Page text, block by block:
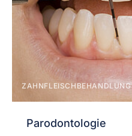
ZAHNFLEISCHBEHANDLUNG
Parodontologie